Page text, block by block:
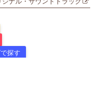
探す